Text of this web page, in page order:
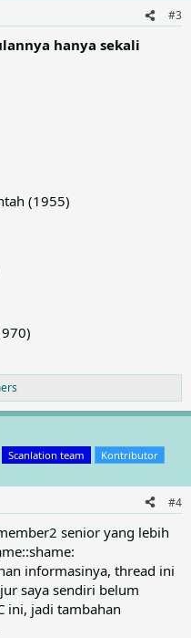
#3
hanya sekali
(1955)
Scanlation team Kontributor
#4
senior yang lebih
informasinya, thread ini
saya sendiri belum
ini, jadi tambahan